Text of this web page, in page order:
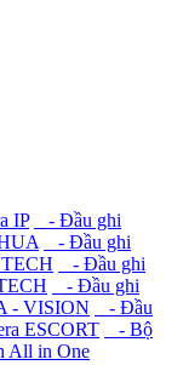
IP
- Đầu ghi
- Đầu ghi
- Đầu ghi
- Đầu ghi
- VISION
- Đầu
ESCORT
- Bộ
All in One